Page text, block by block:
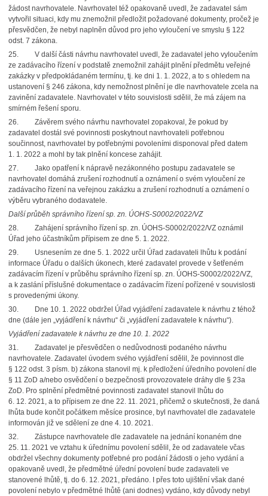
žádost navrhovatele. Navrhovatel též opakovaně uvedl, že zadavatel sám
vytvořil situaci, kdy mu znemožnil předložit požadované dokumenty, pročež je
přesvědčen, že nebyl naplněn důvod pro jeho vyloučení ve smyslu § 122
odst. 7 zákona.
25. V další části návrhu navrhovatel uvedl, že zadavatel jeho vyloučením
ze zadávacího řízení v podstatě znemožnil zahájit plnění předmětu veřejné
zakázky v předpokládaném termínu, tj. ke dni 1. 1. 2022, a to s ohledem na
ustanovení § 246 zákona, kdy nemožnost plnění je dle navrhovatele zcela na
zavinění zadavatele. Navrhovatel v této souvislosti sdělil, že má zájem na
smírném řešení sporu.
26. Závěrem svého návrhu navrhovatel zopakoval, že pokud by
zadavatel dostál své povinnosti poskytnout navrhovateli potřebnou
součinnost, navrhovatel by potřebnými povoleními disponoval před datem
1. 1. 2022 a mohl by tak plnění koncese zahájit.
27. Jako opatření k nápravě nezákonného postupu zadavatele se
navrhovatel domáhá zrušení rozhodnutí a oznámení o svém vyloučení ze
zadávacího řízení na veřejnou zakázku a zrušení rozhodnutí a oznámení o
výběru vybraného dodavatele.
Další průběh správního řízení sp. zn. ÚOHS-S0002/2022/VZ
28. Zahájení správního řízení sp. zn. ÚOHS-S0002/2022/VZ oznámil
Úřad jeho účastníkům přípisem ze dne 5. 1. 2022.
29. Usnesením ze dne 5. 1. 2022 určil Úřad zadavateli lhůtu k podání
informace Úřadu o dalších úkonech, které zadavatel provede v šetřeném
zadávacím řízení v průběhu správního řízení sp. zn. ÚOHS-S0002/2022/VZ,
a k zaslání příslušné dokumentace o zadávacím řízení pořízené v souvislosti
s provedenými úkony.
30. Dne 10. 1. 2022 obdržel Úřad vyjádření zadavatele k návrhu z téhož
dne (dále jen „vyjádření k návrhu“ či „vyjádření zadavatele k návrhu“).
Vyjádření zadavatele k návrhu ze dne 10. 1. 2022
31. Zadavatel je přesvědčen o nedůvodnosti podaného návrhu
navrhovatele. Zadavatel úvodem svého vyjádření sdělil, že povinnost dle
§ 122 odst. 3 písm. b) zákona stanovil mj. k předložení úředního povolení dle
§ 11 ZoD a/nebo osvědčení o bezpečnosti provozovatele dráhy dle § 23a
ZoD. Pro splnění předmětné povinnosti zadavatel stanovil lhůtu do
6. 12. 2021, a to přípisem ze dne 22. 11. 2021, přičemž o skutečnosti, že daná
lhůta bude končit počátkem měsíce prosince, byl navrhovatel dle zadavatele
informován již ve sdělení ze dne 4. 10. 2021.
32. Zástupce navrhovatele dle zadavatele na jednání konaném dne
25. 11. 2021 ve vztahu k úřednímu povolení sdělil, že od zadavatele včas
obdržel všechny dokumenty potřebné pro podání žádosti o jeho vydání a
opakovaně uvedl, že předmětné úřední povolení bude zadavateli ve
stanovené lhůtě, tj. do 6. 12. 2021, předáno. I přes toto ujištění však dané
povolení nebylo v předmětné lhůtě (ani dodnes) vydáno, kdy důvody nebyl